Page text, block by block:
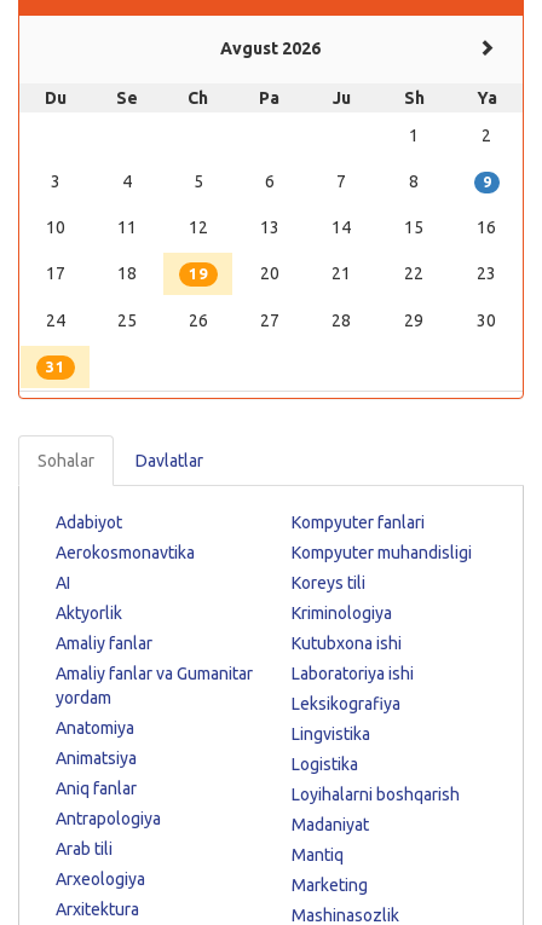
Avgust 2026
Du Se Ch Pa Ju Sh
Ya
1
2
3 4 5 6 7 8 9
10 11 12 13 14 15 16
17 18 19 20 21 22 23
24 25 26 27 28 29 30
31
Sohalar Davlatlar
Adabiyot
Aerokosmonavtika
AI
Aktyorlik
Amaliy fanlar
Amaliy fanlar va Gumanitar
yordam
Anatomiya
Animatsiya
Aniq fanlar
Antrapologiya
Arab tili
Arxeologiya
Arxitektura
Kompyuter fanlari
Kompyuter muhandisligi
Koreys tili
Kriminologiya
Kutubxona ishi
Laboratoriya ishi
Leksikografiya
Lingvistika
Logistika
Loyihalarni boshqarish
Madaniyat
Mantiq
Marketing
Mashinasozlik